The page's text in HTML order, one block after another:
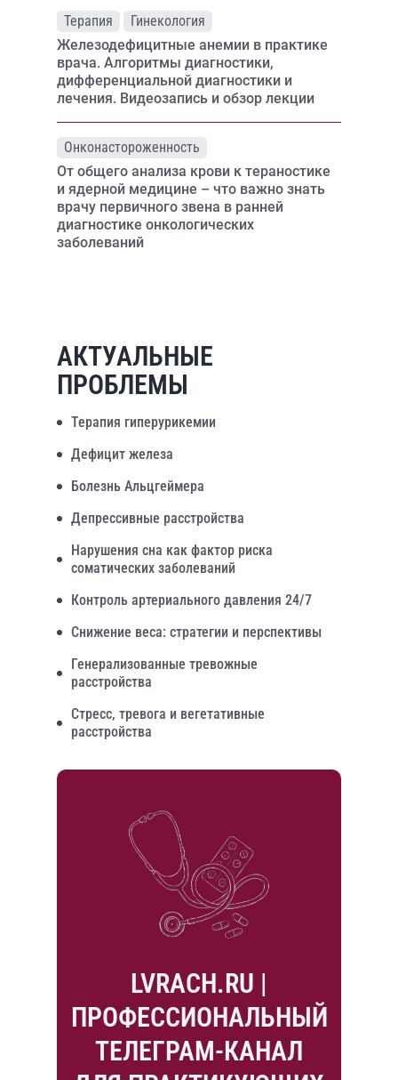
Терапия
Гинекология
Железодефицитные анемии в практике
врача. Алгоритмы диагностики,
дифференциальной диагностики и
лечения. Видеозапись и обзор лекции
Онконастороженность
От общего анализа крови к тераностике
и ядерной медицине – что важно знать
врачу первичного звена в ранней
диагностике онкологических
заболеваний
АКТУАЛЬНЫЕ
ПРОБЛЕМЫ
Терапия гиперурикемии
Дефицит железа
Болезнь Альцгеймера
Депрессивные расстройства
Нарушения сна как фактор риска
соматических заболеваний
Контроль артериального давления 24/7
Снижение веса: стратегии и перспективы
Генерализованные тревожные
расстройства
Стресс, тревога и вегетативные
расстройства
LVRACH.RU |
ПРОФЕССИОНАЛЬНЫЙ
ТЕЛЕГРАМ-КАНАЛ